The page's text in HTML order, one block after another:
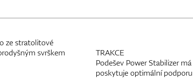
ze stratolitové
svrškem
TRAKCE
Podešev Power Stabilizer
poskytuje optimální